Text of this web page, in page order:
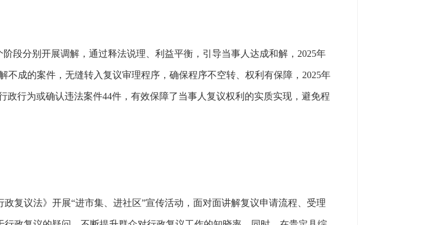
分别开展调解，通过释法说理、利益平衡，引导当事人达成和解，2025年
不成的案件，无缝转入复议审理程序，确保程序不空转、权利有保障，2025年
政行为或确认违法案件44件，有效保障了当事人复议权利的实质实现，避免程
议法》开展“进市集、进社区”宣传活动，面对面讲解复议申请流程、受理